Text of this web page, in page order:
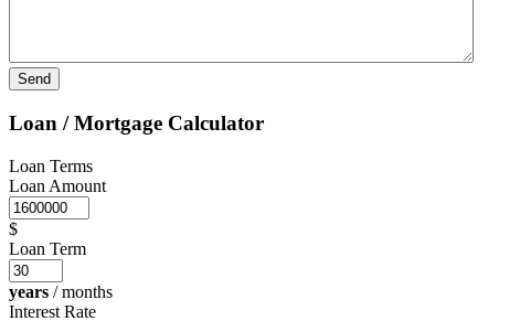
Loan / Mortgage Calculator
Loan Terms
Loan Amount
$
Loan Term
years /months
Interest Rate